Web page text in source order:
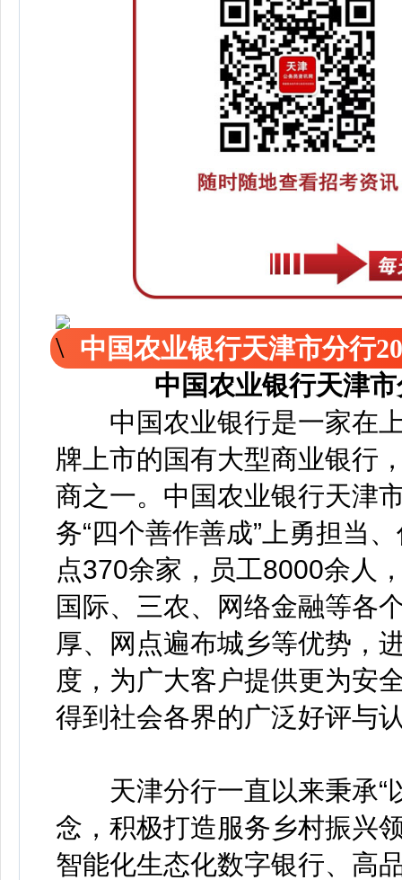
中国农业银行天津市分行
中国农业银行天津
中国农业银行是一家在上
牌上市的国有大型商业银行
商之一。中国农业银行天津
务“四个善作善成”上勇担当
点370余家，员工8000余人
国际、三农、网络金融等各
厚、网点遍布城乡等优势，
度，为广大客户提供更为安
得到社会各界的广泛好评与
天津分行一直以来秉承“
念，积极打造服务乡村振兴
智能化生态化数字银行、高